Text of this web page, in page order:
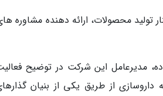
تولید محصولات، ارائه دهنده
مدیرعامل این شرکت در توضیح
داروسازی از طریق یکی از بنیان